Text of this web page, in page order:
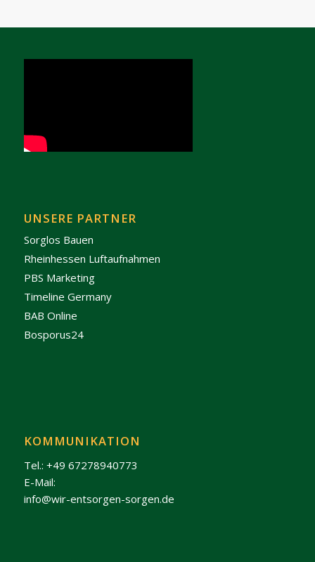
UNSERE PARTNER
Sorglos Bauen
Rheinhessen Luftaufnahmen
PBS Marketing
Timeline Germany
BAB Online
Bosporus24
KOMMUNIKATION
Tel.: +49 67278940773
E-Mail:
info@wir-entsorgen-sorgen.de